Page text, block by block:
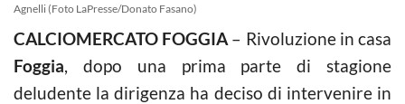
Agnelli (Foto LaPresse/Donato Fasano)
CALCIOMERCATO FOGGIA – Rivoluzione in casa
Foggia, dopo una prima parte di stagione
deludente la dirigenza ha deciso di intervenire in